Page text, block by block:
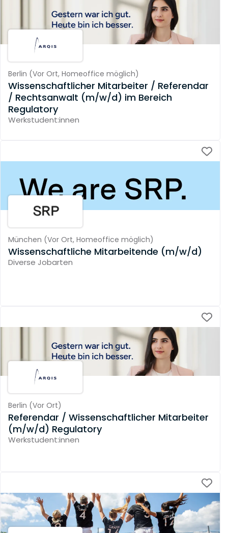
Berlin (Vor Ort, Homeoffice möglich)
Wissenschaftlicher Mitarbeiter / Referendar
/ Rechtsanwalt (m/w/d) im Bereich
Regulatory
Werkstudent:innen
München (Vor Ort, Homeoffice möglich)
Wissenschaftliche Mitarbeitende (m/w/d)
Diverse Jobarten
Berlin (Vor Ort)
Referendar / Wissenschaftlicher Mitarbeiter
(m/w/d) Regulatory
Werkstudent:innen